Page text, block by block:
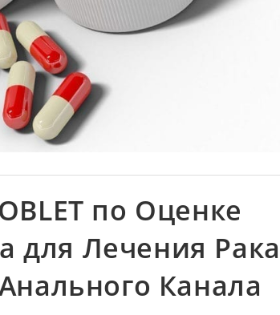
по Оценке
для Лечения Рака
Канала